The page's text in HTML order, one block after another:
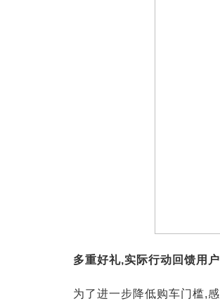
多重好礼,实际行动回馈用户
为了进一步降低购车门槛,